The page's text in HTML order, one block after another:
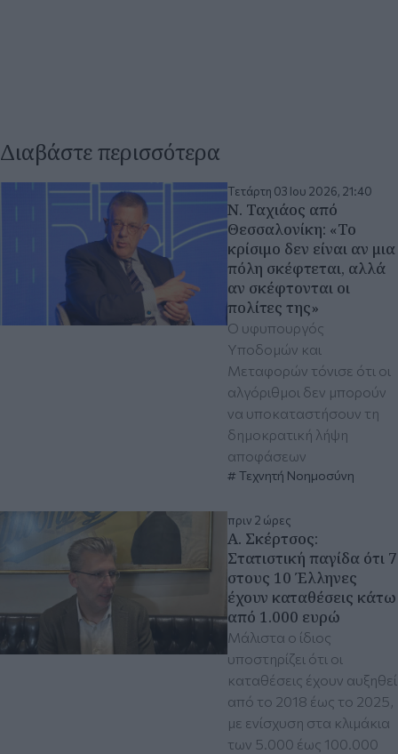
Διαβάστε περισσότερα
Τετάρτη 03 Ιου 2026, 21:40
Ν. Ταχιάος από
Θεσσαλονίκη: «Το
κρίσιμο δεν είναι αν μια
πόλη σκέφτεται, αλλά
αν σκέφτονται οι
πολίτες της»
Ο υφυπουργός
Υποδομών και
Μεταφορών τόνισε ότι οι
αλγόριθμοι δεν μπορούν
να υποκαταστήσουν τη
δημοκρατική λήψη
αποφάσεων
Τεχνητή Νοημοσύνη
πριν 2 ώρες
Α. Σκέρτσος:
Στατιστική παγίδα ότι 7
στους 10 Έλληνες
έχουν καταθέσεις κάτω
από 1.000 ευρώ
Μάλιστα ο ίδιος
υποστηρίζει ότι οι
καταθέσεις έχουν αυξηθεί
από το 2018 έως το 2025,
με ενίσχυση στα κλιμάκια
των 5.000 έως 100.000